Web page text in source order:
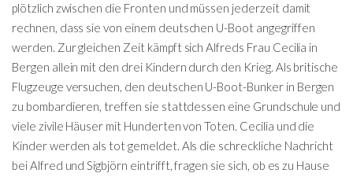
plötzlich zwischen die Fronten und müssen jederzeit damit
rechnen, dass sie von einem deutschen U-Boot angegriffen
werden. Zur gleichen Zeit kämpft sich Alfreds Frau Cecilia in
Bergen allein mit den drei Kindern durch den Krieg. Als britische
Flugzeuge versuchen, den deutschen U-Boot-Bunker in Bergen
zu bombardieren, treffen sie stattdessen eine Grundschule und
viele zivile Häuser mit Hunderten von Toten. Cecilia und die
Kinder werden als tot gemeldet. Als die schreckliche Nachricht
bei Alfred und Sigbjörn eintrifft, fragen sie sich, ob es zu Hause